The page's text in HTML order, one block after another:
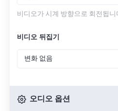
비디오가 시계 방향으로 회전됩니
비디오 뒤집기
변화 없음
오디오 옵션